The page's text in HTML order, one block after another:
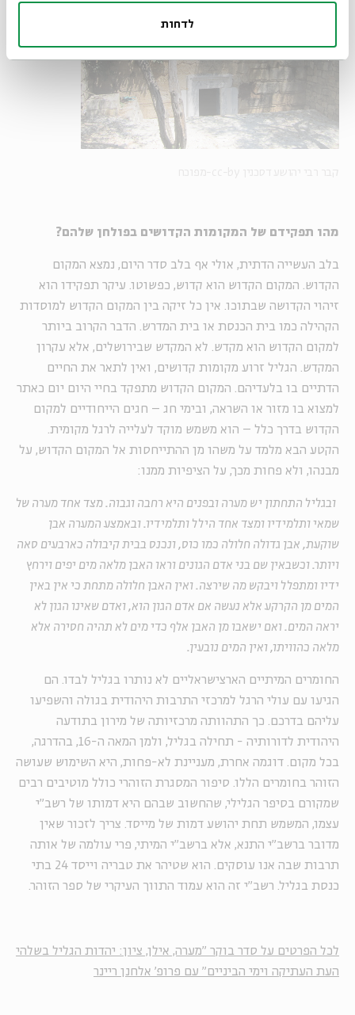
לדחות
מהו תפקידם של המקומות הקדושים בפולחן שלהם?
בלב העשייה הדתית, אולי אף בלב סדר היום, נמצא המקום
הקדוש. המקום הקדוש הוא קדוש, כפשוטו. עיקר תפקידו הוא
זיהוי הקדושה שבתוכו. אין כל זיקה בין המקום הקדוש למוסדות
הקהילה כמו בית הכנסת או בית המדרש. הדבר הקרוב ביותר
למקום הקדוש הוא מקדש. לא המקדש שבירושלים, אלא עקרון
המקדש. הגליל זרוע מקומות קדושים, ואין לתאר את החיים
הדתיים בו בלעדיהם. המקום הקדוש מתפקד בחיי היום יום כאתר
למצוא בו מזור או השראה, ובימי חג – חגים הייחודיים למקום
הקדוש בדרך כלל – הוא משמש מוקד לעלייה לרגל מקומית.
הקטע הבא מלמד על משהו מן ההתייחסות אל המקום הקדוש, על
מבנהו, ולא פחות מכך, על הציפיות ממנו:
ובגליל התחתון יש מערה ובפנים היא רחבה וגבוה. מצד אחד מערה של
שמאי ותלמידיו ומצד אחד הילל ותלמידיו. ובאמצע המערה אבן
שוקעת, אבן גדולה חלולה כמו כוס, ונכנס בבית קיבולה כארבעים סאה
ויותר. וכשבאין שם בני אדם הגונים וראו האבן מלאה מים יפים וירחץ
ידיו ומתפלל ויבקש מה שירצה. ואין האבן חלולה מתחת כי אין באין
המים מן הקרקע אלא נעשה אם אדם הגון הוא, ואדם שאינו הגון לא
יראה המים. ואם ישאבו מן האבן אלף כדי מים לא תהיה חסירה אלא
מלאה כהוויתו, ואין המים נובעין.
החומרים המיתיים הארצישראליים לא נותרו בגליל לבדו. הם
הגיעו עם עולי הרגל למרכזי התרבות היהודית בגולה והשפיעו
עליהם בדרכם. כך התהוותה מרכזיותה של מירון בתודעה
היהודית לדורותיה - תחילה בגליל, ולמן המאה ה-16, בהדרגה,
בכל מקום. דוגמה אחרת, מעניינת לא-פחות, היא השימוש שעושה
הזוהר בחומרים הללו. סיפור המסגרת הזוהרי כולל מוטיבים רבים
שמקורם בסיפר הגלילי, שהחשוב שבהם היא דמותו של רשב"י
עצמו, המשמש תחת יהושע דמות של מייסד. צריך לזכור שאין
מדובר ברשב"י התנא, אלא ברשב"י המיתי, פרי עולמה של אותה
תרבות שבה אנו עוסקים. הוא שטיהר את טבריה וייסד 24 בתי
כנסת בגליל. רשב"י זה הוא עמוד התווך העיקרי של ספר הזוהר.
לכל הפרטים על סדר בוקר "מערה, אילן, ציון: יהדות הגליל בשלהי
העת העתיקה וימי הביניים" עם פרופ' אלחנן ריינר